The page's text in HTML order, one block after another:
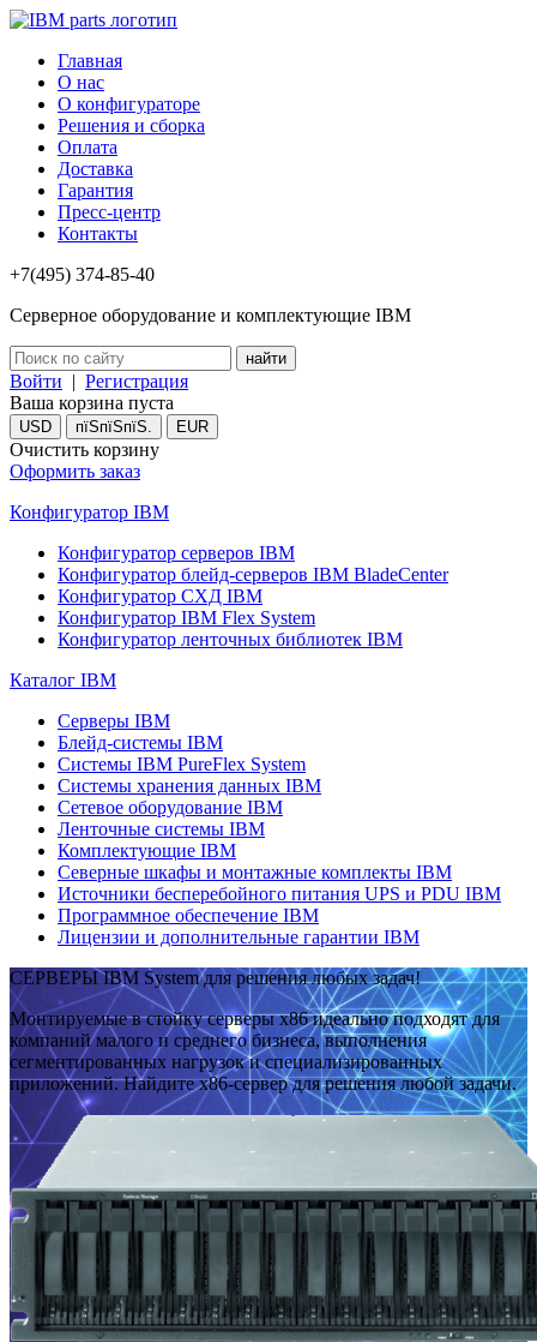
Главная
О нас
О конфигураторе
Решения и сборка
Оплата
Доставка
Гарантия
Пресс-центр
Контакты
+7(495) 374-85-40
Серверное оборудование и комплектующие IBM
Войти | Регистрация
Ваша корзина пуста
USD пїЅпїЅпїЅ. EUR
Очистить корзину
Оформить заказ
Конфигуратор IBM
Конфигуратор серверов IBM
Конфигуратор блейд-серверов IBM BladeCenter
Конфигуратор СХД IBM
Конфигуратор IBM Flex System
Конфигуратор ленточных библиотек IBM
Каталог IBM
Серверы IBM
Блейд-системы IBM
Системы IBM PureFlex System
Системы хранения данных IBM
Сетевое оборудование IBM
Ленточные системы IBM
Комплектующие IBM
Северные шкафы и монтажные комплекты IBM
Источники бесперебойного питания UPS и PDU IBM
Программное обеспечение IBM
Лицензии и дополнительные гарантии IBM
СЕРВЕРЫ IBM System для решения любых задач!
Монтируемые в стойку серверы x86 идеально подходят для
компаний малого и среднего бизнеса, выполнения
сегментированных нагрузок и специализированных
приложений. Найдите x86-сервер для решения любой задачи.